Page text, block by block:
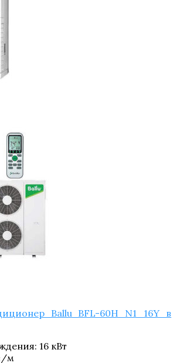
Ballu BFL-60H N1_​16Y в
: 16 кВт
​м